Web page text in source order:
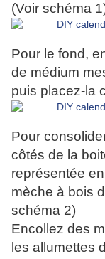
(Voir schéma
Pour le fond,
de médium
puis placez-la
Pour
côtés de la
représentée
mèche à bois
schéma 2)
Encollez des
les allumettes